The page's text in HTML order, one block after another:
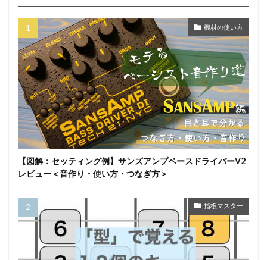
機材の使い方
【図解：セッティング例】サンズアンプベースドライバーV2
レビュー＜音作り・使い方・つなぎ方＞
指板マスター